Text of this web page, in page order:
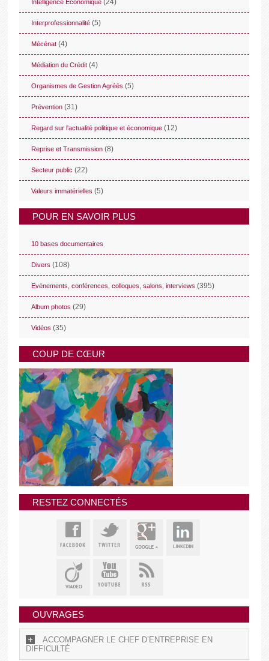
Intelligence Economique
Interprofessionnalité (5)
Mécénat (4)
Médiation du Crédit (4)
Organismes de Gestion Agréés (5)
Prévention (31)
Regard sur l'actualité politique et économique (12)
Reprise et Transmission (8)
Secteur public (22)
Valeurs immatérielles (5)
POUR EN SAVOIR PLUS
10 bases documentaires
Divers (108)
Evénements, conférences, colloques, salons, interviews (395)
Album photos (29)
Vidéos (35)
COUP DE CŒUR
RESTEZ CONNECTÉS
OUVRAGES
ACCOMPAGNER LE CHEF D’ENTREPRISE EN
DIFFICULTÉ